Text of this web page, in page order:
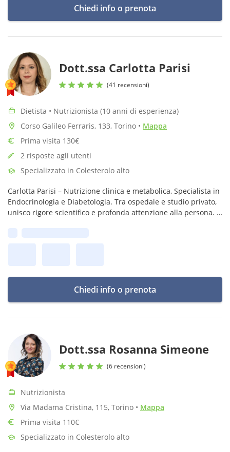
Chiedi info o prenota
Dott.ssa Carlotta Parisi
(41 recensioni)
Dietista • Nutrizionista (10 anni di esperienza)
Corso Galileo Ferraris, 133, Torino • Mappa
Prima visita 130€
2 risposte agli utenti
Specializzato in Colesterolo alto
Carlotta Parisi – Nutrizione clinica e metabolica, Specialista in
Endocrinologia e Diabetologia. Tra ospedale e studio privato,
unisco rigore scientifico e profonda attenzione alla persona. Il
Chiedi info o prenota
Dott.ssa Rosanna Simeone
(6 recensioni)
Nutrizionista
Via Madama Cristina, 115, Torino • Mappa
Prima visita 110€
Specializzato in Colesterolo alto